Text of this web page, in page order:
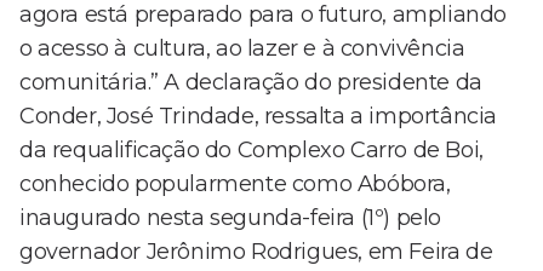
agora está preparado para o futuro, ampliando
o acesso à cultura, ao lazer e à convivência
comunitária.” A declaração do presidente da
Conder, José Trindade, ressalta a importância
da requalificação do Complexo Carro de Boi,
conhecido popularmente como Abóbora,
inaugurado nesta segunda-feira (1º) pelo
governador Jerônimo Rodrigues, em Feira de